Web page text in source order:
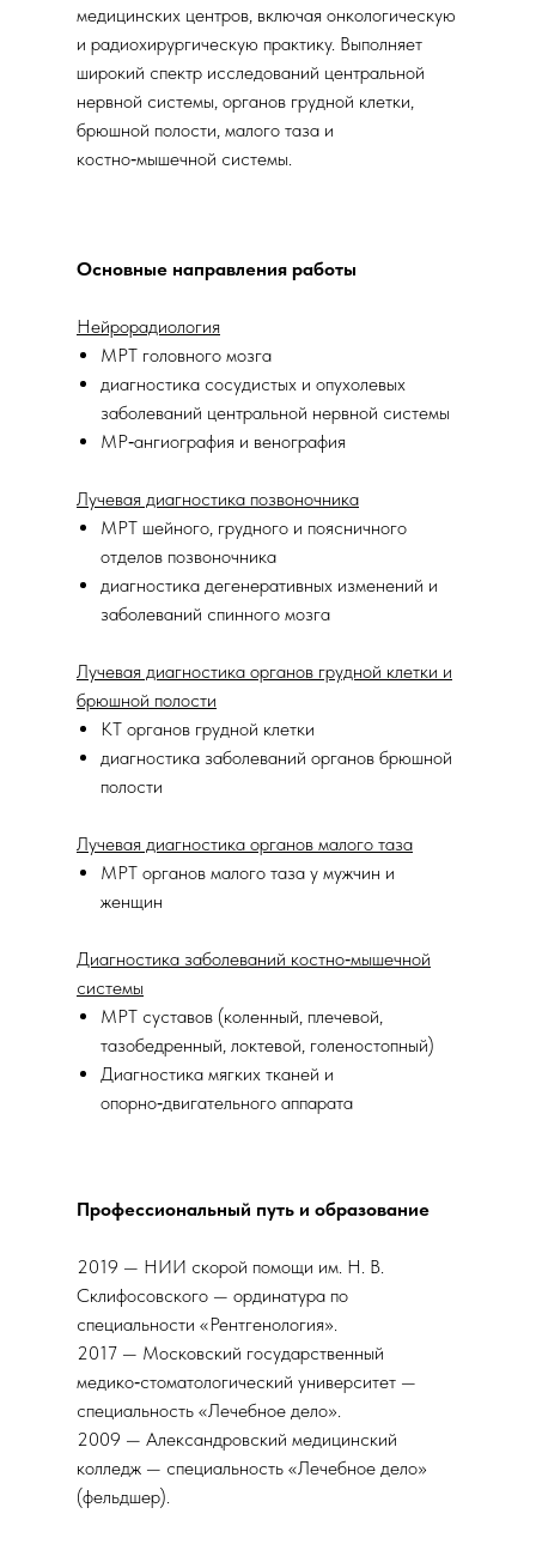
Основные направления работы
Нейрорадиология
МРТ головного мозга
диагностика сосудистых и опухолевых
заболеваний центральной нервной системы
МР‑ангиография и венография
Лучевая диагностика позвоночника
МРТ шейного, грудного и поясничного
отделов позвоночника
диагностика дегенеративных изменений и
заболеваний спинного мозга
Лучевая диагностика органов грудной клетки и
брюшной полости
КТ органов грудной клетки
диагностика заболеваний органов брюшной
полости
Лучевая диагностика органов малого таза
МРТ органов малого таза у мужчин и
женщин
Диагностика заболеваний костно‑мышечной
системы
МРТ суставов (коленный, плечевой,
тазобедренный, локтевой, голеностопный)
Диагностика мягких тканей и
опорно‑двигательного аппарата
Профессиональный путь и образование
2019 — НИИ скорой помощи им. Н. В.
Склифосовского — ординатура по
специальности «Рентгенология».
2017 — Московский государственный
медико‑стоматологический университет —
специальность «Лечебное дело».
2009 — Александровский медицинский
колледж — специальность «Лечебное дело»
(фельдшер).
медицинских центров, включая онкологическую
и радиохирургическую практику. Выполняет
широкий спектр исследований центральной
нервной системы, органов грудной клетки,
брюшной полости, малого таза и
костно‑мышечной системы.